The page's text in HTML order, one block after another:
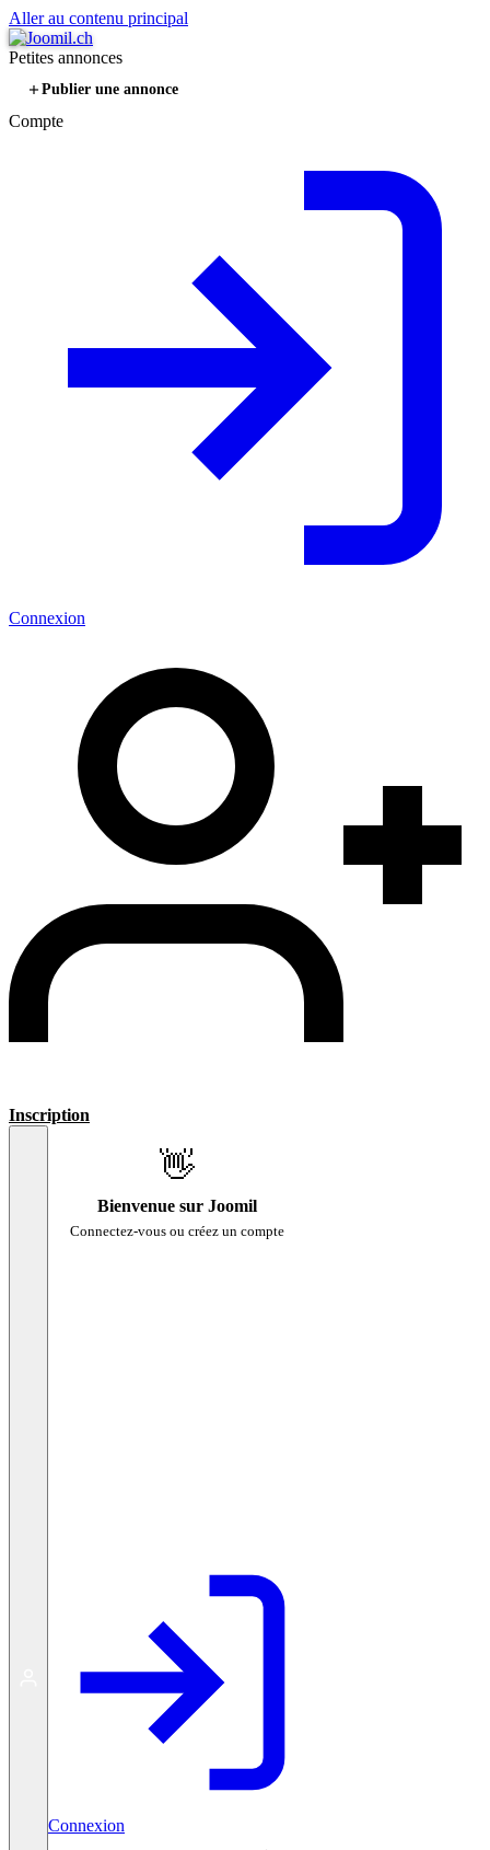
Aller au contenu principal
Petites annonces
Publier une annonce
Compte
Connexion
Inscription
👋
Bienvenue sur Joomil
Connectez-vous ou créez un compte
Connexion